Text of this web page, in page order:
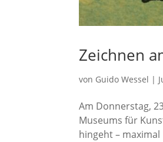
Zeichnen
von Guido Wessel |
Am Donnerstag,
Museums für
hingeht –